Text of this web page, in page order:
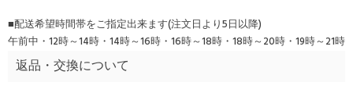
■配送希望時間帯をご指定出来ます(注文日より5日以降)
午前中・12時～14時・14時～16時・16時～18時・18時～20時・19時～21時
返品・交換について